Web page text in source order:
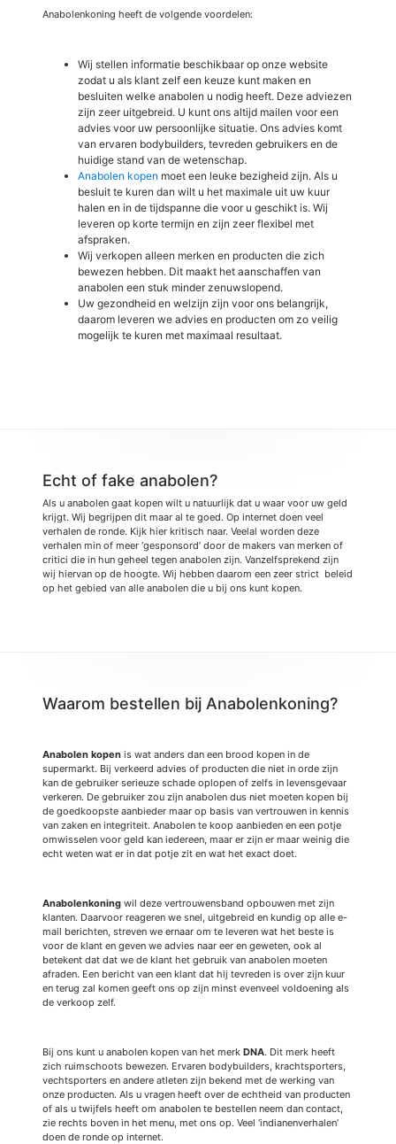
Anabolenkoning heeft de volgende voordelen:
Wij stellen informatie beschikbaar op onze website
zodat u als klant zelf een keuze kunt maken en
besluiten welke anabolen u nodig heeft. Deze adviezen
zijn zeer uitgebreid. U kunt ons altijd mailen voor een
advies voor uw persoonlijke situatie. Ons advies komt
van ervaren bodybuilders, tevreden gebruikers en de
huidige stand van de wetenschap.
Anabolen kopen moet een leuke bezigheid zijn. Als u
besluit te kuren dan wilt u het maximale uit uw kuur
halen en in de tijdspanne die voor u geschikt is. Wij
leveren op korte termijn en zijn zeer flexibel met
afspraken.
Wij verkopen alleen merken en producten die zich
bewezen hebben. Dit maakt het aanschaffen van
anabolen een stuk minder zenuwslopend.
Uw gezondheid en welzijn zijn voor ons belangrijk,
daarom leveren we advies en producten om zo veilig
mogelijk te kuren met maximaal resultaat.
Echt of fake anabolen?
Als u anabolen gaat kopen wilt u natuurlijk dat u waar voor uw geld
krijgt. Wij begrijpen dit maar al te goed. Op internet doen veel
verhalen de ronde. Kijk hier kritisch naar. Veelal worden deze
verhalen min of meer ‘gesponsord’ door de makers van merken of
critici die in hun geheel tegen anabolen zijn. Vanzelfsprekend zijn
wij hiervan op de hoogte. Wij hebben daarom een zeer strict beleid
op het gebied van alle anabolen die u bij ons kunt kopen.
Waarom bestellen bij Anabolenkoning?
Anabolen kopen is wat anders dan een brood kopen in de
supermarkt. Bij verkeerd advies of producten die niet in orde zijn
kan de gebruiker serieuze schade oplopen of zelfs in levensgevaar
verkeren. De gebruiker zou zijn anabolen dus niet moeten kopen bij
de goedkoopste aanbieder maar op basis van vertrouwen in kennis
van zaken en integriteit. Anabolen te koop aanbieden en een potje
omwisselen voor geld kan iedereen, maar er zijn er maar weinig die
echt weten wat er in dat potje zit en wat het exact doet.
Anabolenkoning wil deze vertrouwensband opbouwen met zijn
klanten. Daarvoor reageren we snel, uitgebreid en kundig op alle e-
mail berichten, streven we ernaar om te leveren wat het beste is
voor de klant en geven we advies naar eer en geweten, ook al
betekent dat dat we de klant het gebruik van anabolen moeten
afraden. Een bericht van een klant dat hij tevreden is over zijn kuur
en terug zal komen geeft ons op zijn minst evenveel voldoening als
de verkoop zelf.
Bij ons kunt u anabolen kopen van het merk DNA. Dit merk heeft
zich ruimschoots bewezen. Ervaren bodybuilders, krachtsporters,
vechtsporters en andere atleten zijn bekend met de werking van
onze producten. Als u vragen heeft over de echtheid van producten
of als u twijfels heeft om anabolen te bestellen neem dan contact,
zie rechts boven in het menu, met ons op. Veel ‘indianenverhalen’
doen de ronde op internet.